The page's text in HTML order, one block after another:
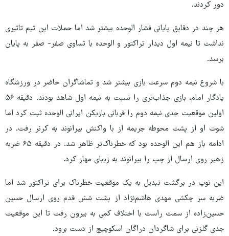
دور کردند.
هر چند در دقایق پایانی فشار الوحده بیشتر شد اما حملات این تیم تاثیری
نداشت تا نیمه اول دیدار تراکتور و الوحده با تساوی صفر- صفر به پایان
برسد.
با شروع نیمه دوم سرعت بازی بیشتر شد و تماشاگران حاضر در ورزشگاه
یادگار امام، بازی جذاب‌تری را نسبت به نیمه اول شاهد بودند. دقیقه ۵۶
اولین موقعیت جدی نیمه دوم را قربانی بازیکن ایرانی الوحده ثبت کرد اما
شوت او از پشت محوطه جریمه از با واکنش بیرانوند به کرنر رفت. در
ادامه باز هم این الوحده بود که خطرناک‌تر ظاهر شد. در دقیقه ۶۵ ضربه
زهیر روی ارسال از چپ را بیرانوند به زیبای مهار کرد.
این توپ در برگشت تبدیل به یک موقعیت خطرناک برای تراکتور شد اما
ضربه سر چکشی مهدی هاشم‌نژاد از پشت شش قدم روی ارسال حسین
حسین‌زاده از سمت راست با اختلاف کمی به بیرون رفت تا این موقعیت
جدی گلزنی برای شاگردان دراگان اسکوچیچ از دست برود.